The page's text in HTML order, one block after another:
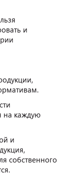
и
на каждую
и
собственного